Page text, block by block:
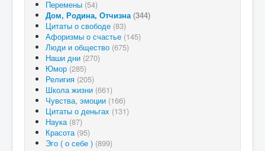
Перемены (54)
Дом, Родина, Отчизна(344)
Цитаты о свободе (83)
Афоризмы о счастье (145)
Люди и общество (675)
Наши дни (270)
Юмор (285)
Религия (205)
Школа жизни (661)
Чувства, эмоции (166)
Цитаты о деньгах (131)
Наука (87)
Красота (95)
Эго ( о себе ) (899)